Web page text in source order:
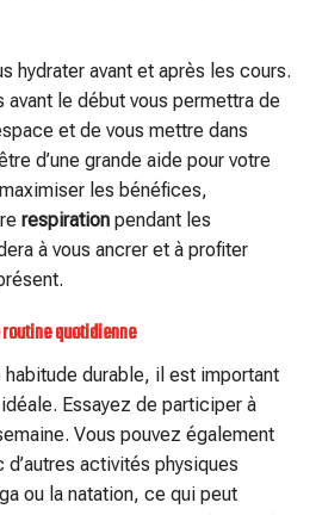
hydrater avant et après les cours.
avant le début vous permettra de
et de vous mettre dans
d’une grande aide pour votre
les bénéfices,
respiration pendant les
à vous ancrer et à profiter
quotidienne
habitude durable, il est important
Essayez de participer à
Vous pouvez également
activités physiques
ou la natation, ce qui peut